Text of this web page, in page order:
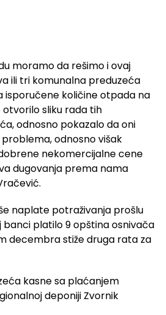
moramo da rešimo i ovaj
ili tri komunalna preduzeća
isporučene količine otpada na
otvorilo sliku rada tih
odnosno pokazalo da oni
odnosno višak
nekomercijalne cene
dugovanja prema nama
naplate potraživanja prošlu
platilo 9 opština osnivača
decembra stiže druga rata za